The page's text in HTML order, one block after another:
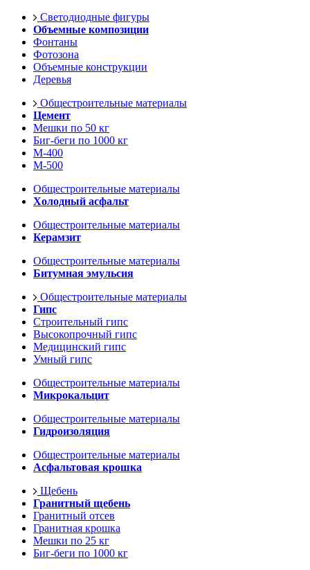
Светодиодные фигуры
Объемные композиции
Фонтаны
Фотозона
Объемные конструкции
Деревья
Общестроительные материалы
Цемент
Мешки по 50 кг
Биг-беги по 1000 кг
М-400
М-500
Общестроительные материалы
Холодный асфальт
Общестроительные материалы
Керамзит
Общестроительные материалы
Битумная эмульсия
Общестроительные материалы
Гипс
Строительный гипс
Высокопрочный гипс
Медицинский гипс
Умный гипс
Общестроительные материалы
Микрокальцит
Общестроительные материалы
Гидроизоляция
Общестроительные материалы
Асфальтовая крошка
Щебень
Гранитный щебень
Гранитный отсев
Гранитная крошка
Мешки по 25 кг
Биг-беги по 1000 кг